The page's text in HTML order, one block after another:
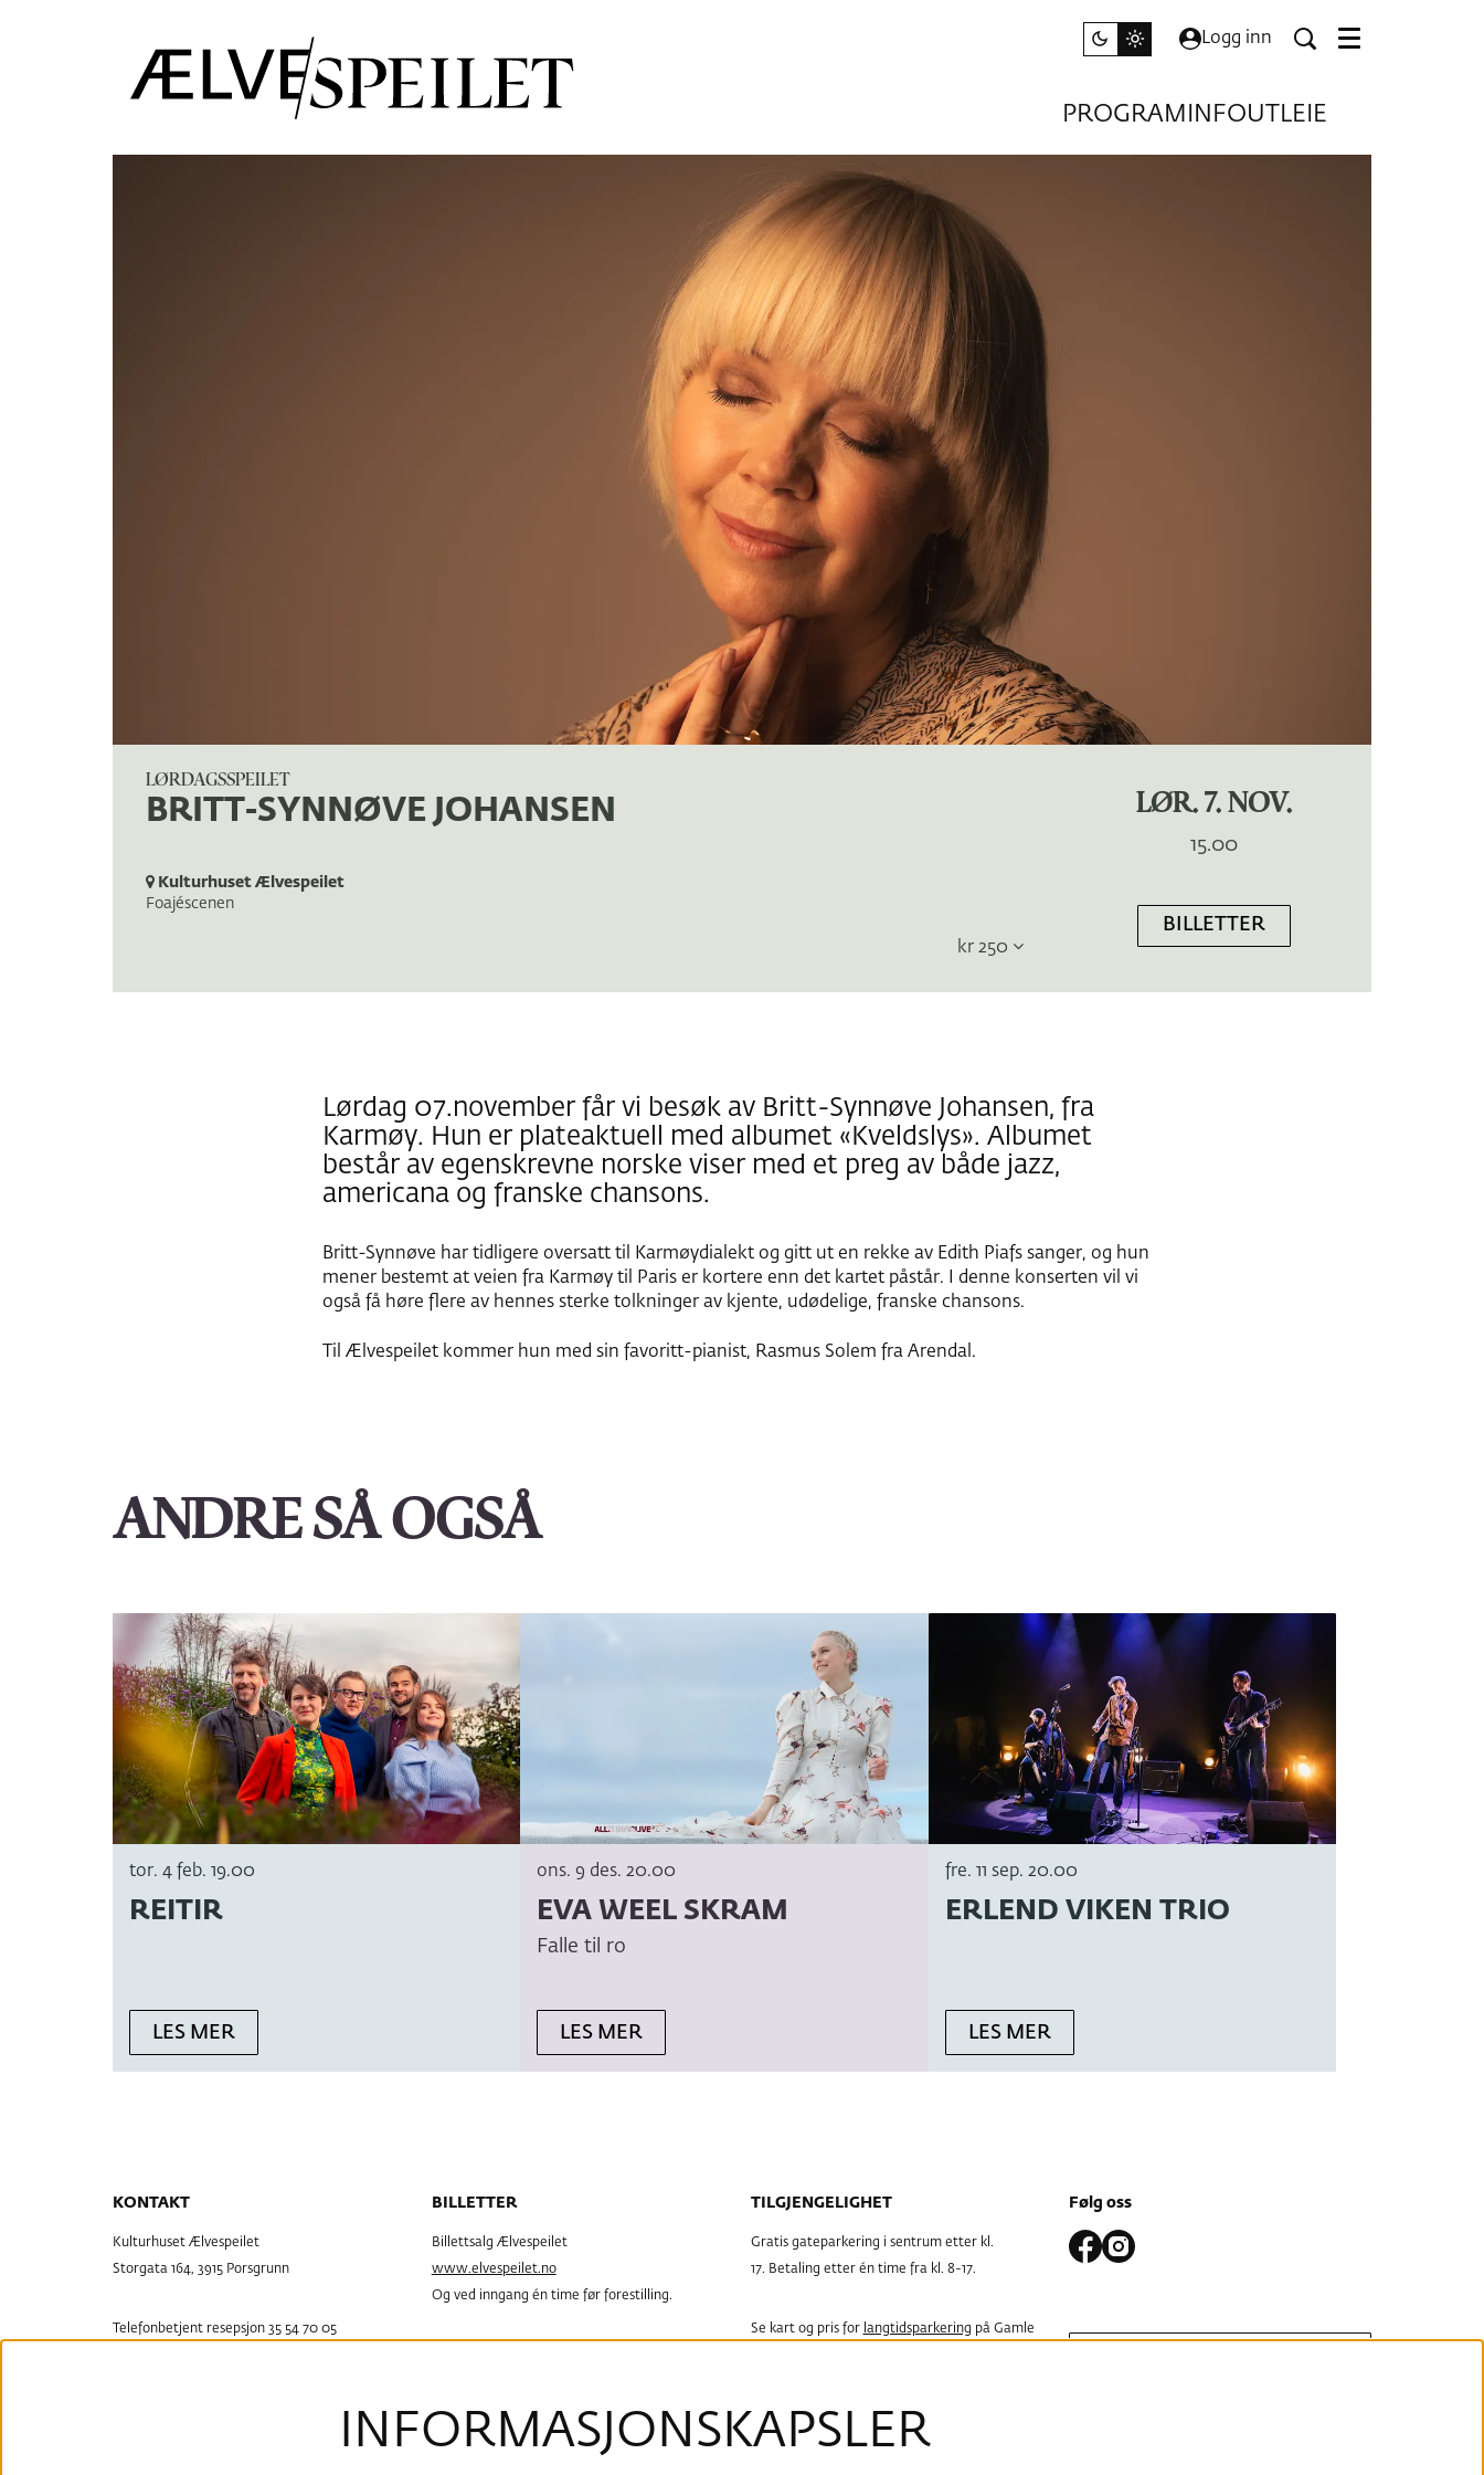
Logg inn
PROGRAM INFOUTLEIE
Meny
BRITT-SYNNØVE JOHANSEN
LØRDAGSSPEILET
Kulturhuset Ælvespeilet
Foajéscenen
kr 250
LØR. 7. NOV.
15.00
BILLETTER
Lørdag 07.november får vi besøk av Britt-Synnøve Johansen, fra
Karmøy. Hun er plateaktuell med albumet «Kveldslys». Albumet
består av egenskrevne norske viser med et preg av både jazz,
americana og franske chansons.
Britt-Synnøve har tidligere oversatt til Karmøydialekt og gitt ut en rekke av Edith Piafs sanger, og hun
mener bestemt at veien fra Karmøy til Paris er kortere enn det kartet påstår. I denne konserten vil vi
også få høre flere av hennes sterke tolkninger av kjente, udødelige, franske chansons.
Til Ælvespeilet kommer hun med sin favoritt-pianist, Rasmus Solem fra Arendal.
ANDRE SÅ OGSÅ
REITIR
tor. 4 feb. 19.00
LES MER
EVA WEEL SKRAM
Falle til ro
ons. 9 des.20.00
LES MER
ERLEND VIKEN TRIO
fre. 11 sep. 20.00
LES MER
KONTAKT
Kulturhuset Ælvespeilet
Storgata 164, 3915 Porsgrunn
Telefonbetjent resepsjon 35 54 70 05
BILLETTER
Billettsalg Ælvespeilet
www.elvespeilet.no
Og ved inngang én time før forestilling.
Man – Tor, 08:00 – 19:00
Fre, 08.00 – 15.00
TILGJENGELIGHET
Gratis gateparkering i sentrum etter kl.
17. Betaling etter én time fra kl. 8-17.
Se kart og pris for langtidsparkering på Gamle
HC parkering ved hovedinngang i Storgata og
Servicesenteret i Rådhusgata.
Følg oss
INFORMASJONS­KAPSLER